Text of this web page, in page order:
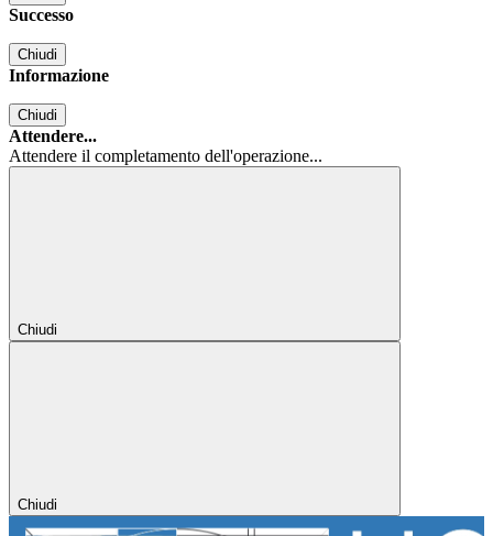
Successo
Chiudi
Informazione
Chiudi
Attendere...
Attendere il completamento dell'operazione...
Chiudi
Chiudi